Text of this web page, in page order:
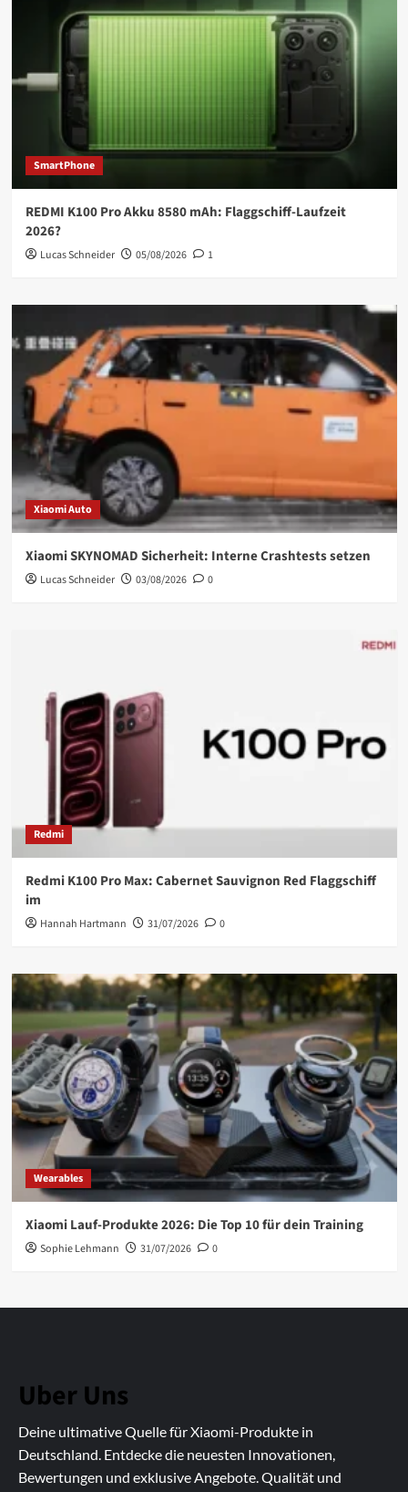
SmartPhone
REDMI K100 Pro Akku 8580 mAh: Flaggschiff-Laufzeit
2026?
Lucas Schneider 05/08/2026 1
Xiaomi Auto
Xiaomi SKYNOMAD Sicherheit: Interne Crashtests setzen
Lucas Schneider 03/08/2026 0
Redmi
Redmi K100 Pro Max: Cabernet Sauvignon Red Flaggschiff
im
Hannah Hartmann 31/07/2026 0
Wearables
Xiaomi Lauf-Produkte 2026: Die Top 10 für dein Training
Sophie Lehmann 31/07/2026 0
Uber Uns
Deine ultimative Quelle für Xiaomi-Produkte in
Deutschland. Entdecke die neuesten Innovationen,
Bewertungen und exklusive Angebote. Qualität und